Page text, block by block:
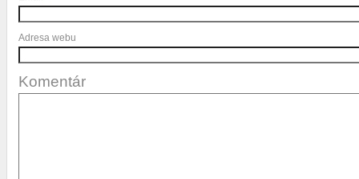
Adresa webu
Komentár